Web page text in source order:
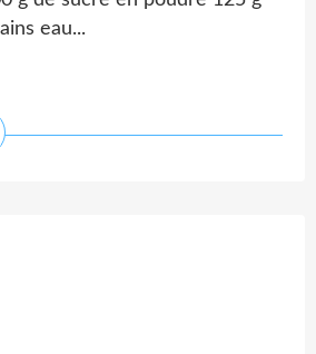
eau...